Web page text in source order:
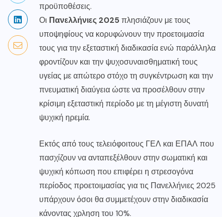
προϋποθέσεις.
Οι Πανελλήνιες 2025πλησιάζουν με τους
υποψηφίους να κορυφώνουν την προετοιμασία
τους για την εξεταστική διαδικασία ενώ παράλληλα
φροντίζουν και την ψυχοσυναισθηματική τους
υγείας με απώτερο στόχο τη συγκέντρωση και την
πνευματική διαύγεια ώστε να προσέλθουν στην
κρίσιμη εξεταστική περίοδο με τη μέγιστη δυνατή
ψυχική ηρεμία.
Εκτός από τους τελειόφοιτους ΓΕΛ και ΕΠΑΛ που
πασχίζουν να ανταπεξέλθουν στην σωματική και
ψυχική κόπωση που επιφέρει η στρεσογόνα
περίοδος προετοιμασίας για τις Πανελλήνιες 2025
υπάρχουν όσοι θα συμμετέχουν στην διαδικασία
κάνοντας χρληση του 10%.